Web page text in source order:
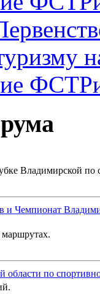
Владимирской по
и Чемпионат
области по